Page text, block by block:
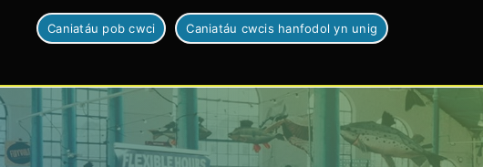
Caniatáu pob cwci Caniatáu cwcis hanfodol yn unig